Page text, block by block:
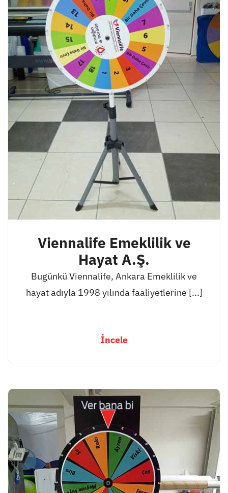
Viennalife Emeklilik ve
Hayat A.Ş.
Bugünkü Viennalife, Ankara Emeklilik ve
hayat adıyla 1998 yılında faaliyetlerine [...]
İncele